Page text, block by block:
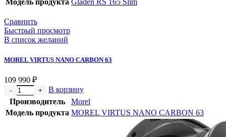
Сравнить
Быстрый просмотр
В список желаний
MOREL VIRTUS NANO CARBON 63
109 990 ₽
В корзину
Производитель
Morel
Модель продукта MOREL VIRTUS NANO CARBON 63